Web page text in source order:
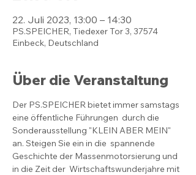
22. Juli 2023, 13:00 – 14:30
PS.SPEICHER, Tiedexer Tor 3, 37574
Einbeck, Deutschland
Über die Veranstaltung
Der PS.SPEICHER bietet immer samstags
eine öffentliche Führungen  durch die
Sonderausstellung "KLEIN ABER MEIN"
an. Steigen Sie ein in die  spannende
Geschichte der Massenmotorsierung und
in die Zeit der  Wirtschaftswunderjahre mit